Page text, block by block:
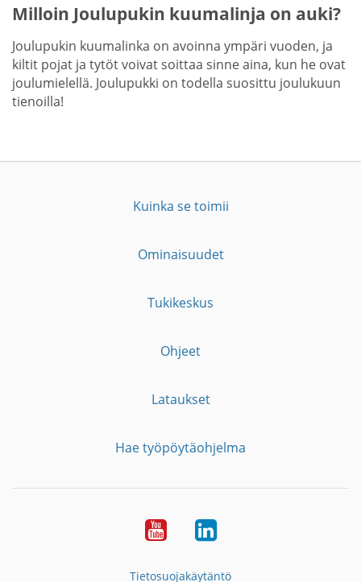
Milloin Joulupukin kuumalinja on auki?
Joulupukin kuumalinka on avoinna ympäri vuoden, ja
kiltit pojat ja tytöt voivat soittaa sinne aina, kun he ovat
joulumielellä. Joulupukki on todella suosittu joulukuun
tienoilla!
Kuinka se toimii
Ominaisuudet
Tukikeskus
Ohjeet
Lataukset
Hae työpöytäohjelma
YouTubeLinkedIn
Tietosuojakäytäntö